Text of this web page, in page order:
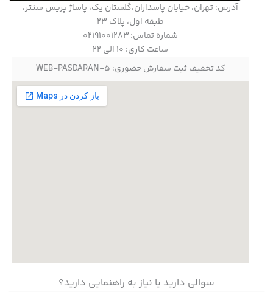
آدرس: تهران، خیابان پاسداران،گلستان یک، پاساژ پریس سنتر،
طبقه اول، پلاک ۲۳
شماره تماس: 02191001283
ساعت کاری: ۱۰ الی ۲۲
کد تخفیف ثبت سفارش حضوری: WEB-PASDARAN-5
سوالی دارید یا نیاز به راهنمایی دارید؟